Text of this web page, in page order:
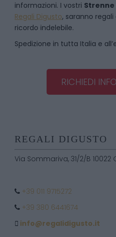
informazioni. I vostri
Regali Digusto, saranno
ricordo indelebile.
Spedizione in tutta Italia e
RICHIEDI
REGALI DIGUSTO
Via Sommariva, 31/2/B
+39 011 9715272
+39 380 6441674
info@regalidigusto.it